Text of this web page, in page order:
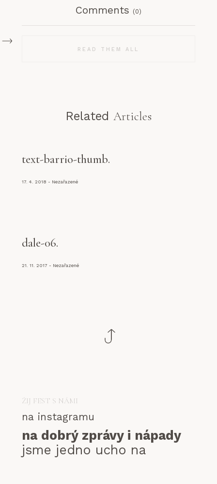
Comments (0)
READ THEM ALL
Related Articles
text-barrio-thumb
17. 4. 2018 Nezařazené
dale-06
21. 11. 2017 Nezařazené
ŽIJ FEST S NÁMI
na instagramu
na dobrý zprávy i nápady
jsme jedno ucho na